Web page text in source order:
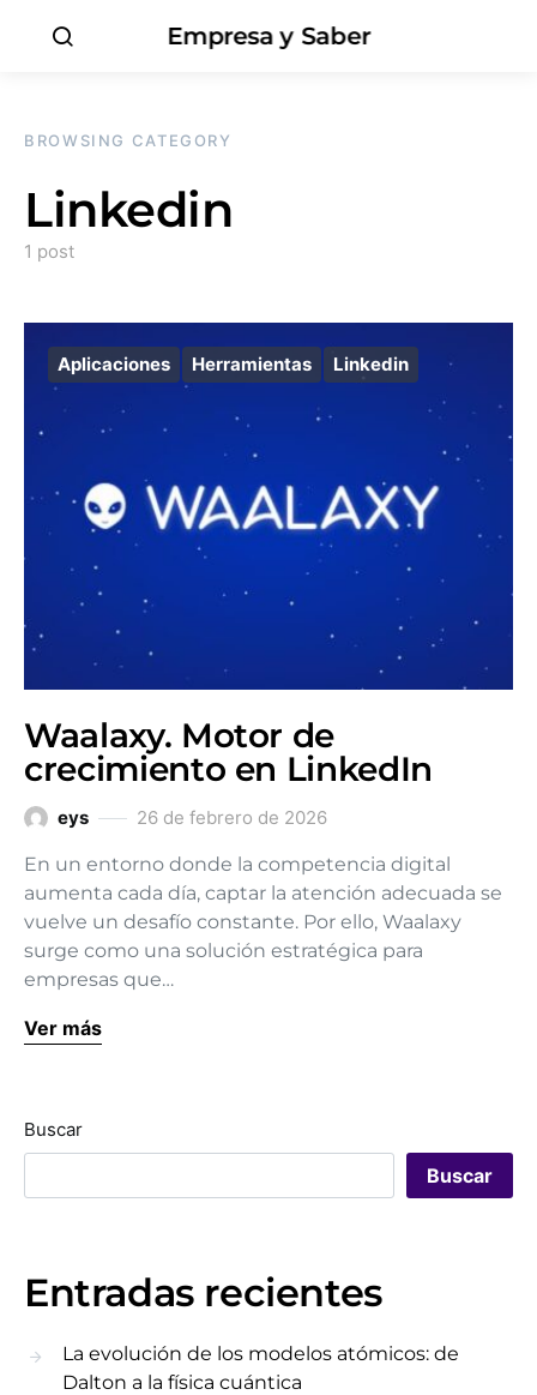
Empresa y Saber
BROWSING CATEGORY
Linkedin
1 post
Aplicaciones Herramientas Linkedin
Waalaxy. Motor de
crecimiento en LinkedIn
eys 26 de febrero de 2026
En un entorno donde la competencia digital
aumenta cada día, captar la atención adecuada se
vuelve un desafío constante. Por ello, Waalaxy
surge como una solución estratégica para
empresas que…
Ver más
Buscar
Buscar
Entradas recientes
La evolución de los modelos atómicos: de
Dalton a la física cuántica